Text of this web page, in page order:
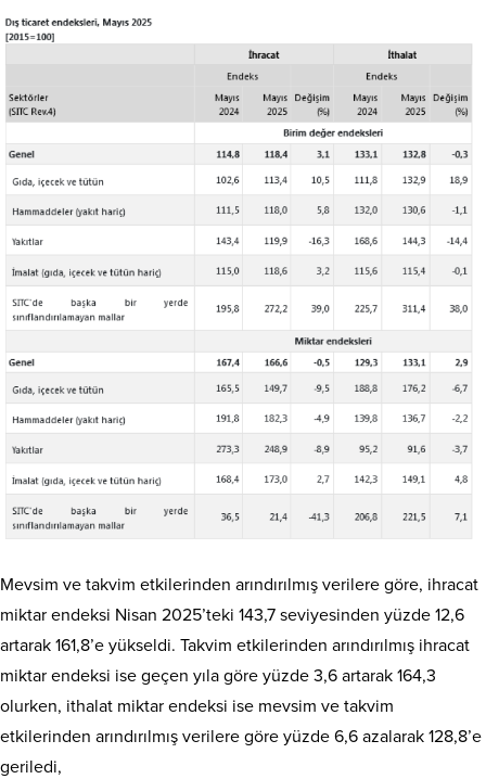
Mevsim ve takvim etkilerinden arındırılmış verilere göre, ihracat
miktar endeksi Nisan 2025’teki 143,7 seviyesinden yüzde 12,6
artarak 161,8’e yükseldi. Takvim etkilerinden arındırılmış ihracat
miktar endeksi ise geçen yıla göre yüzde 3,6 artarak 164,3
olurken, ithalat miktar endeksi ise mevsim ve takvim
etkilerinden arındırılmış verilere göre yüzde 6,6 azalarak 128,8’e
geriledi,